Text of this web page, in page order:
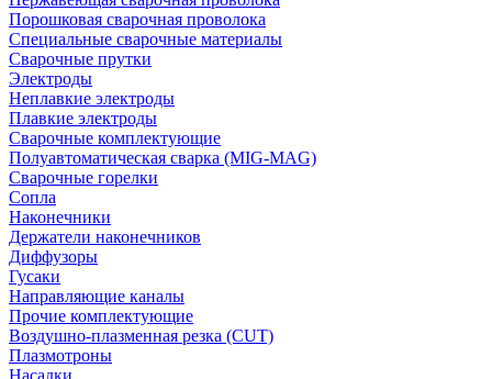
Порошковая сварочная проволока
Специальные сварочные материалы
Сварочные прутки
Электроды
Неплавкие электроды
Плавкие электроды
Сварочные комплектующие
Полуавтоматическая сварка (MIG-MAG)
Сварочные горелки
Сопла
Наконечники
Держатели наконечников
Диффузоры
Гусаки
Направляющие каналы
Прочие комплектующие
Воздушно-плазменная резка (CUT)
Плазмотроны
Насадки